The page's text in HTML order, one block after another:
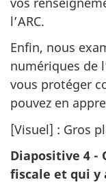
l’ARC.
Enfin, nous
numériques de
vous protéger
pouvez en
[Visuel] : Gros
Diapositive 4 -
fiscale et qui y